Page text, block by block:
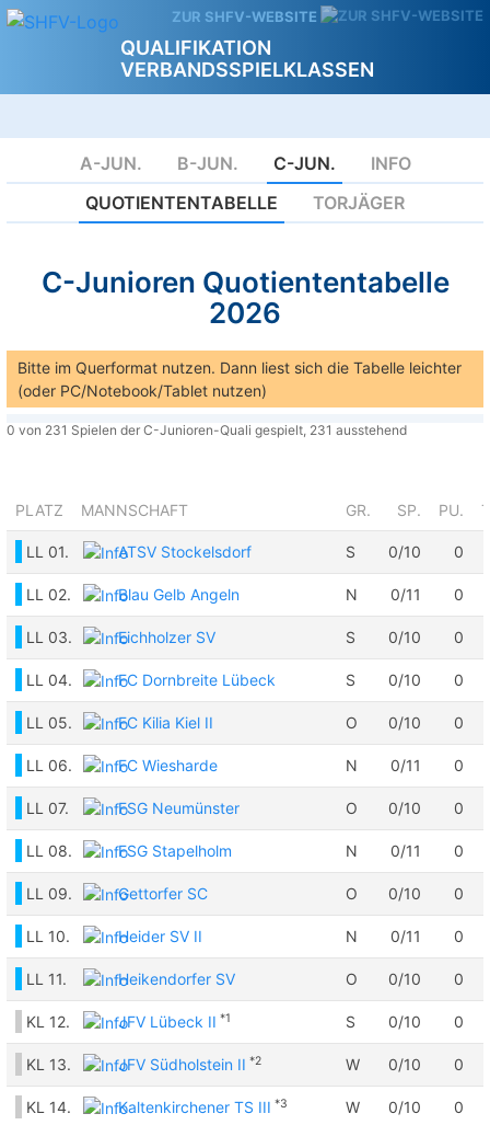
ZUR SHFV-WEBSITE
QUALIFIKATION
VERBANDSSPIELKLASSEN
A-JUN. B-JUN. C-JUN.
INFO
QUOTIENTENTABELLE
TORJÄGER
C-Junioren Quotiententabelle
2026
Bitte im Querformat nutzen. Dann liest sich die Tabelle leichter
(oder PC/Notebook/Tablet nutzen)
0 von 231 Spielen der C-Junioren-Quali gespielt, 231 ausstehend
PLATZ MANNSCHAFT GR. SP. PU.
LL 01. ATSV Stockelsdorf S 0/10 0
LL 02. Blau Gelb Angeln N 0/11 0
LL 03. Eichholzer SV S 0/10 0
LL 04. FC Dornbreite Lübeck S 0/10 0
LL 05. FC Kilia Kiel II O 0/10 0
LL 06. FC Wiesharde N 0/11 0
LL 07. FSG Neumünster O 0/10 0
LL 08. FSG Stapelholm N 0/11 0
LL 09. Gettorfer SC O 0/10 0
LL 10. Heider SV II N 0/11 0
LL 11. Heikendorfer SV O 0/10 0
KL 12. JFV Lübeck II *1 S 0/10 0
KL 13. JFV Südholstein II *2 W 0/10 0
KL 14. Kaltenkirchener TS III *3 W 0/10 0